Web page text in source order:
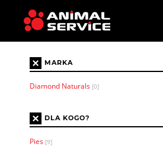
× MARKA
Diamond Naturals [0]
× DLA KOGO?
Pies [9]